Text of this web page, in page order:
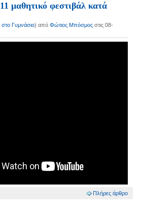
μαθητικό φεστιβάλ κατά
Γυμνάσιο) από Φώτιος Μπόσμος στις 08-
Πλήρες άρθρο